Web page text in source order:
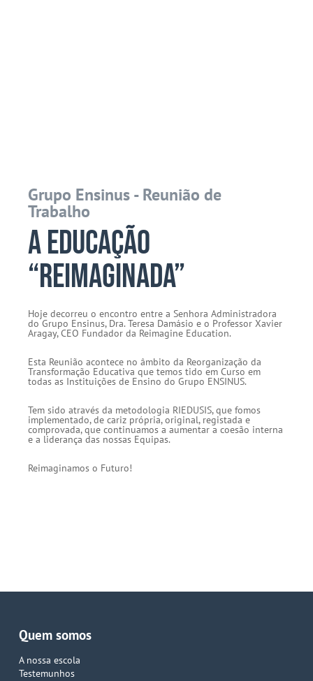
Grupo Ensinus - Reunião de
Trabalho
A Educação
“Reimaginada”
Hoje decorreu o encontro entre a Senhora Administradora
do Grupo Ensinus, Dra. Teresa Damásio e o Professor Xavier
Aragay, CEO Fundador da Reimagine Education.
Esta Reunião acontece no âmbito da Reorganização da
Transformação Educativa que temos tido em Curso em
todas as Instituições de Ensino do Grupo ENSINUS.
Tem sido através da metodologia RIEDUSIS, que fomos
implementado, de cariz própria, original, registada e
comprovada, que continuamos a aumentar a coesão interna
e a liderança das nossas Equipas.
Reimaginamos o Futuro!
Quem somos
A nossa escola
Testemunhos